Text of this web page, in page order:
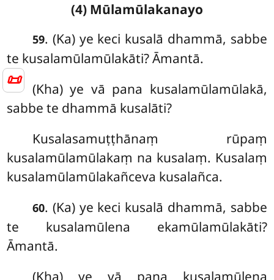
📜
(4) Mūlamūlakanayo
59. (Ka) ye keci kusalā dhammā, sabbe
te kusalamūlamūlakāti? Āmantā.
(Kha) ye vā pana kusalamūlamūlakā,
sabbe te dhammā kusalāti?
Kusalasamuṭṭhānaṃ rūpaṃ
kusalamūlamūlakaṃ na kusalaṃ. Kusalaṃ
kusalamūlamūlakañceva kusalañca.
60. (Ka) ye keci kusalā dhammā, sabbe
te kusalamūlena ekamūlamūlakāti?
Āmantā.
(Kha) ye vā pana kusalamūlena